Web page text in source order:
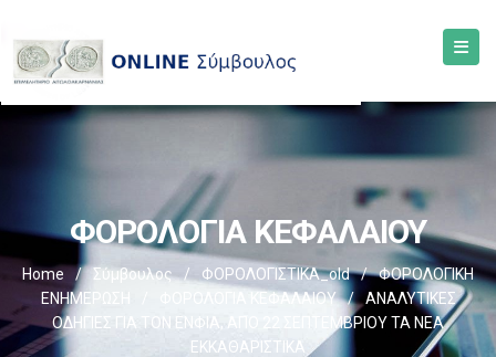
ΦΟΡΟΛΟΓΙΑ ΚΕΦΑΛΑΙΟΥ
Home / Σύμβουλος / ΦΟΡΟΛΟΓΙΣΤΙΚΑ_old /
ΦΟΡΟΛΟΓΙΚΗ
ΕΝΗΜΕΡΩΣΗ
ΦΟΡΟΛΟΓΙΑ ΚΕΦΑΛΑΙΟΥ /
ΑΝΑΛΥΤΙΚΕΣ
ΟΔΗΓΙΕΣ ΓΙΑ ΤΟΝ ΕΝΦΙΑ, ΑΠΟ 22 ΣΕΠΤΕΜΒΡΙΟΥ ΤΑ ΝΕΑ
ΕΚΚΑΘΑΡΙΣΤΙΚΑ